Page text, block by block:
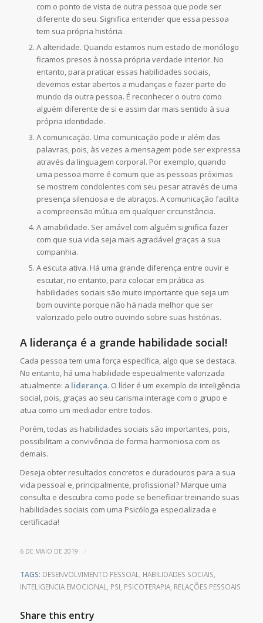
com o ponto de vista de outra pessoa que pode ser
diferente do seu. Significa entender que essa pessoa
tem sua própria história.
A alteridade. Quando estamos num estado de monólogo
ficamos presos à nossa própria verdade interior. No
entanto, para praticar essas habilidades sociais,
devemos estar abertos a mudanças e fazer parte do
mundo da outra pessoa. É reconhecer o outro como
alguém diferente de si e assim dar mais sentido à sua
própria identidade.
A comunicação. Uma comunicação pode ir além das
palavras, pois, às vezes a mensagem pode ser expressa
através da linguagem corporal. Por exemplo, quando
uma pessoa morre é comum que as pessoas próximas
se mostrem condolentes com seu pesar através de uma
presença silenciosa e de abraços. A comunicação facilita
a compreensão mútua em qualquer circunstância.
A amabilidade. Ser amável com alguém significa fazer
com que sua vida seja mais agradável graças a sua
companhia.
A escuta ativa. Há uma grande diferença entre ouvir e
escutar, no entanto, para colocar em prática as
habilidades sociais são muito importante que seja um
bom ouvinte porque não há nada melhor que ser
valorizado pelo outro ouvindo sobre suas histórias.
A liderança é a grande habilidade social!
Cada pessoa tem uma força específica, algo que se destaca.
No entanto, há uma habilidade especialmente valorizada
atualmente: a liderança. O líder é um exemplo de inteligência
social, pois, graças ao seu carisma interage com o grupo e
atua como um mediador entre todos.
Porém, todas as habilidades sociais são importantes, pois,
possibilitam a convivência de forma harmoniosa com os
demais.
Deseja obter resultados concretos e duradouros para a sua
vida pessoal e, principalmente, profissional? Marque uma
consulta e descubra como pode se beneficiar treinando suas
habilidades sociais com uma Psicóloga especializada e
certificada!
6 DE MAIO DE 2019 /
TAGS: DESENVOLVIMENTO PESSOAL HABILIDADES SOCIAIS
INTELIGENCIA EMOCIONAL
PSI PSICOTERAPIA, RELAÇÕES PESSOAIS
Share this entry